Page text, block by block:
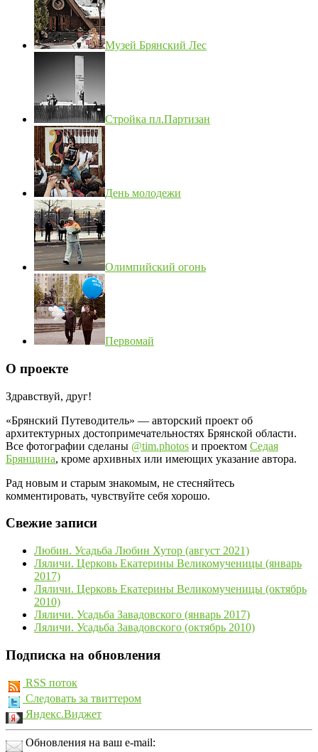
Музей Брянский Лес
Стройка пл.Партизан
День молодежи
Олимпийский огонь
Первомай
О проекте
Здравствуй, друг!
«Брянский Путеводитель» — авторский проект об
архитектурных достопримечательностях Брянской области.
Все фотографии сделаны @tim.photos и проектом Седая
Брянщина, кроме архивных или имеющих указание автора.
Рад новым и старым знакомым, не стесняйтесь
комментировать, чувствуйте себя хорошо.
Свежие записи
Любин. Усадьба Любин Хутор (август 2021)
Ляличи. Церковь Екатерины Великомученицы (январь
2017)
Ляличи. Церковь Екатерины Великомученицы (октябрь
2010)
Ляличи. Усадьба Завадовского (январь 2017)
Ляличи. Усадьба Завадовского (октябрь 2010)
Подписка на обновления
RSS поток
Следовать за твиттером
Яндекс.Виджет
Обновления на ваш e-mail: